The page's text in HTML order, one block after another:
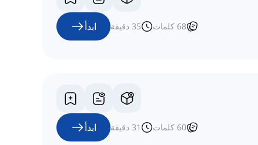
68 كلمات 35 دقيقة ابدأ
60 كلمات 31 دقيقة ابدأ